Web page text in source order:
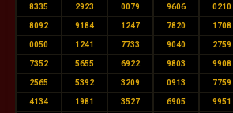
8335 2923 0079 9606 0210
8092 9184 1247 7820 1708
0050 1241 7733 9040 2759
7352 5655 6922 9803 9908
2565 5392 3209 0913 7759
4134 1981 3527 6905 9951